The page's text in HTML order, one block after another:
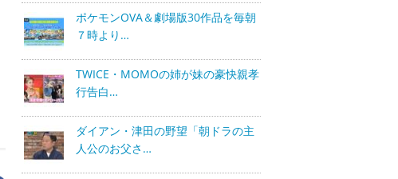
ポケモンOVA＆劇場版30作品を毎朝
７時より…
TWICE・MOMOの姉が妹の豪快親孝
行告白…
ダイアン・津田の野望「朝ドラの主
人公のお父さ…